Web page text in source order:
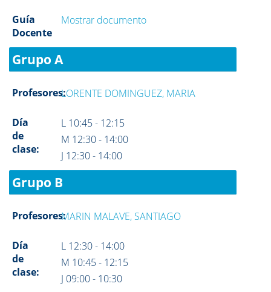
Guía
Docente
Mostrar documento
Grupo A
Profesores:LORENTE DOMINGUEZ, MARIA
Día
de
clase:
L 10:45 - 12:15
M 12:30 - 14:00
J 12:30 - 14:00
Grupo B
Profesores:MARIN MALAVE, SANTIAGO
Día
de
clase:
L 12:30 - 14:00
M 10:45 - 12:15
J 09:00 - 10:30